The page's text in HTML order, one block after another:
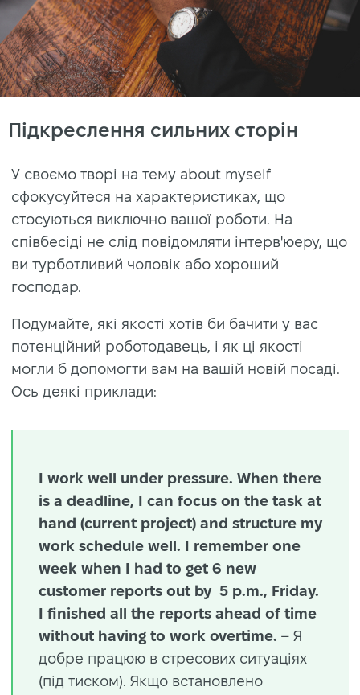
Підкреслення сильних сторін
У своємо творі на тему about myself
сфокусуйтеся на характеристиках, що
стосуються виключно вашої роботи. На
співбесіді не слід повідомляти інтерв'юеру, що
ви турботливий чоловік або хороший
господар.
Подумайте, які якості хотів би бачити у вас
потенційний роботодавець, і як ці якості
могли б допомогти вам на вашій новій посаді.
Ось деякі приклади:
I work well under pressure. When there
is a deadline, I can focus on the task at
hand (current project) and structure my
work schedule well. I remember one
week when I had to get 6 new
customer reports out by 5 p.m., Friday.
I finished all the reports ahead of time
without having to work overtime. – Я
добре працюю в стресових ситуаціях
(під тиском). Якщо встановлено